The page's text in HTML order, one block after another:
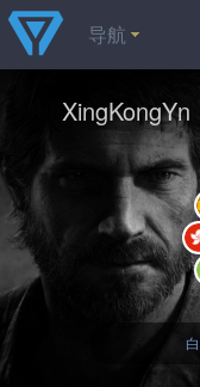
导航
XingKongYn